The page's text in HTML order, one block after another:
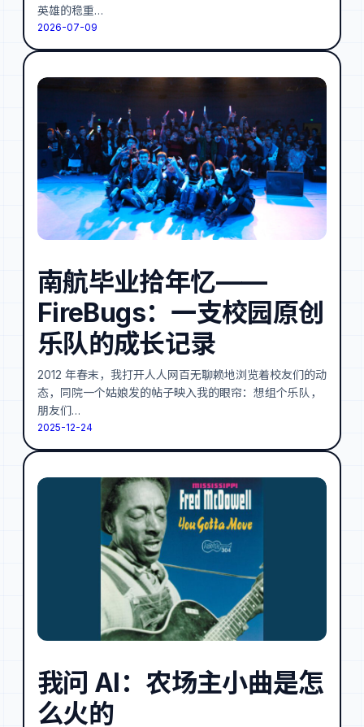
英雄的稳重…
2026-07-09
南航毕业拾年忆——
FireBugs：一支校园原创
乐队的成长记录
2012 年春末，我打开人人网百无聊赖地浏览着校友们的动
态，同院一个姑娘发的帖子映入我的眼帘：想组个乐队，
朋友们…
2025-12-24
我问 AI：农场主小曲是怎
么火的